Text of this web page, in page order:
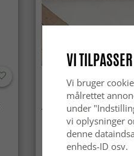
Anti-slip/Skridsikker
kr.119
VI
Vi bruger
målrettet
under
vi oplysninger
denne
enheds-ID osv.